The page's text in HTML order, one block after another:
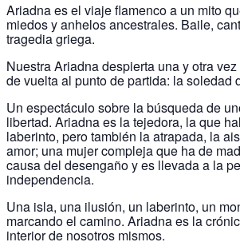
Ariadna es el viaje flamenco a un mito
miedos y anhelos ancestrales. Baile,
tragedia griega.
Nuestra Ariadna despierta una y otra
de vuelta al punto de partida: la soledad
Un espectáculo sobre la búsqueda de
libertad. Ariadna es la tejedora, la que
laberinto, pero también la atrapada, la
amor; una mujer compleja que ha de
causa del desengaño y es llevada a la
independencia.
Una isla, una ilusión, un laberinto, un
marcando el camino. Ariadna es la
interior de nosotros mismos.